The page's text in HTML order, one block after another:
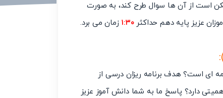
است از آن ها سوال طرح کند، به صورت
عزیز پایه دهم حداکثر۱:۳۰ زمان می برد.
ای است؟ هدف برنامه ریزان درسی از
دارد؟ پاسخ ما به شما دانش آموز عزیز